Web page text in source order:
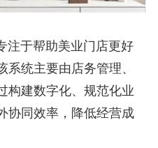
注于帮助美业门店更好
系统主要由店务管理、
构建数字化、规范化业
协同效率，降低经营成